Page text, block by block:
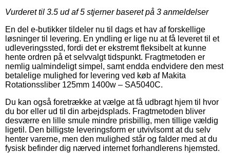
Vurderet til 3.5 ud af 5 stjerner baseret på 3 anmeldelser
En del e-butikker tildeler nu til dags et hav af forskellige
løsninger til levering. En yndling er lige nu at få leveret til et
udleveringssted, fordi det er ekstremt fleksibelt at kunne
hente ordren på et selvvalgt tidspunkt. Fragtmetoden er
nemlig ualmindeligt simpel, samt endda endvidere den mest
betalelige mulighed for levering ved køb af Makita
Rotationssliber 125mm 1400w – SA5040C.
Du kan også foretrække at vælge at få udbragt hjem til hvor
du bor eller ud til din arbejdsplads. Fragtmetoden bliver
desværre en lille smule mindre prisbillig, men tillige vældig
ligetil. Den billigste leveringsform er utvivlsomt at du selv
henter varerne, men den mulighed står og falder med at du
fysisk befinder dig nærved internet forhandlerens hjemsted.